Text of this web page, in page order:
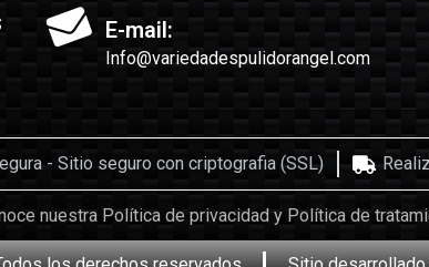
E-mail:
Info@variedadespulidorangel.com
- Sitio seguro con criptografia (SSL)
nuestra Política de privacidad y Política de